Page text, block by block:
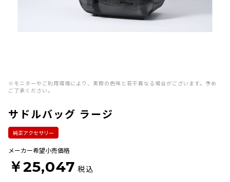
※モニターやご利用環境により、実際の色味と若干異なる場合がございます。予め
ご了承ください。
純正アクセサリー
サドルバッグ ラージ
メーカー希望小売価格
￥25,047 税込